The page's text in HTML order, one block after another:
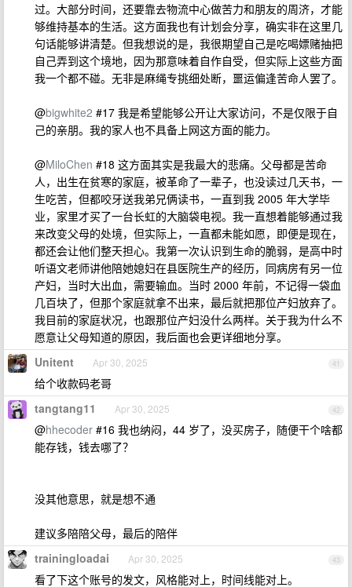
过。大部分时间，还要靠去物流中心做苦力和朋友的周济，才能
够维持基本的生活。这方面我也有计划会分享，确实非在这里几
句话能够讲清楚。但我想说的是，我很期望自己是吃喝嫖赌抽把
自己弄到这个境地，因为那意味着自作自受，但实际上这些方面
我一个都不碰。无非是麻绳专挑细处断，噩运偏逢苦命人罢了。
@bigwhite2 #17 我是希望能够公开让大家访问，不是仅限于自
己的亲朋。我的家人也不具备上网这方面的能力。
@MiloChen #18 这方面其实是我最大的悲痛。父母都是苦命
人，出生在贫寒的家庭，被革命了一辈子，也没读过几天书，一
生吃苦，但都咬牙送我弟兄俩读书，一直到我 2005 年大学毕
业，家里才买了一台长虹的大脑袋电视。我一直想着能够通过我
来改变父母的处境，但实际上，一直都未能如愿，即便是现在，
都还会让他们整天担心。我第一次认识到生命的脆弱，是高中时
听语文老师讲他陪她媳妇在县医院生产的经历，同病房有另一位
产妇，当时大出血，需要输血。当时 2000 年前，不记得一袋血
几百块了，但那个家庭就拿不出来，最后就把那位产妇放弃了。
我目前的家庭状况，也跟那位产妇没什么两样。关于我为什么不
愿意让父母知道的原因，我后面也会更详细地分享。
41
Unitent Apr 30, 2025
给个收款码老哥
42
tangtang11 Apr 30, 2025
@hhecoder #16 我也纳闷，44 岁了，没买房子，随便干个啥都
能存钱，钱去哪了？
没其他意思，就是想不通
建议多陪陪父母，最后的陪伴
43
trainingloadai Apr 30, 2025
看了下这个账号的发文，风格能对上，时间线能对上。